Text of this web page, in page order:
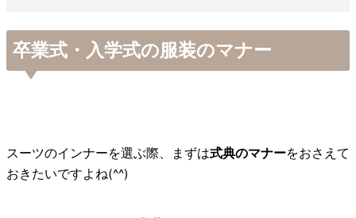
卒業式・入学式の服装のマナー
スーツのインナーを選ぶ際、まずは式典のマナーをおさえて
おきたいですよね(^^)